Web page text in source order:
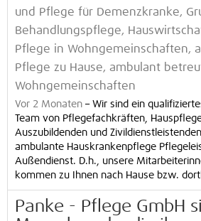
und Pflege für Demenzkranke,
Behandlungspflege,
Pflege in Wohngemeinschaften,
Pflege zu Hause, ambulant
Wohngemeinschaften
Vor 2 Monaten – Wir sind ein
Team von Pflegefachkräften,
Auszubildenden und
ambulante Hauskrankenpflege
Außendienst. D.h., unsere
kommen zu Ihnen nach Hause bzw.
Panke - Pflege GmbH